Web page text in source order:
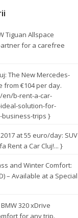
Tiguan Allspace
for a carefree
The New Mercedes-
from €104 per day.
b-rent-a-car-
solution-for-
trips }
at 55 euro/day: SUV
Rent a Car Cluj!... }
and Winter Comfort:
– Available at a Special
320 xDrive
for any trip.